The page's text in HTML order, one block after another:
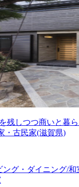
残しつつ商いと暮
・古民家(滋賀県)
ング・ダイニング/和